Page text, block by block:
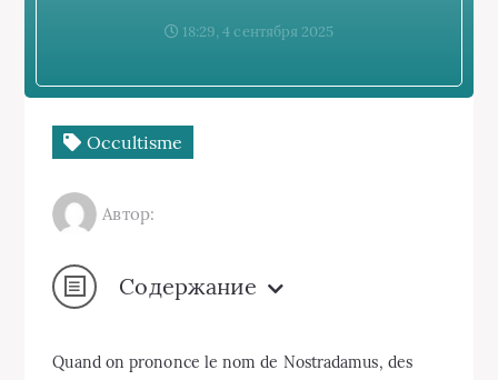
18:29, 4 сентября 2025
Occultisme
Автор:
Содержание
Quand on prononce le nom de Nostradamus, des